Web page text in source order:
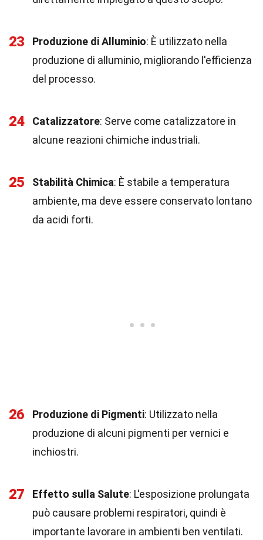
23 Produzione di Alluminio: È utilizzato nella
produzione di alluminio, migliorando l'efficienza
del processo.
24 Catalizzatore: Serve come catalizzatore in
alcune reazioni chimiche industriali.
25 Stabilità Chimica: È stabile a temperatura
ambiente, ma deve essere conservato lontano
da acidi forti.
26 Produzione di Pigmenti: Utilizzato nella
produzione di alcuni pigmenti per vernici e
inchiostri.
27 Effetto sulla Salute: L'esposizione prolungata
può causare problemi respiratori, quindi è
importante lavorare in ambienti ben ventilati.